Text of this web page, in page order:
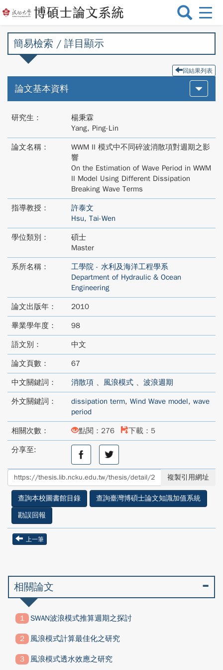
選
切
簡易檢索 / 詳目顯示
回結果列表
論文基本資料
研究生：
楊秉霖
Yang, Ping-Lin
論文名稱：
WWM II 模式中不同碎波消散項對週期之影
響
On the Estimation of Wave Period in WWM
II Model Using Different Dissipation
Breaking Wave Terms
指導教授：
許泰文
Hsu, Tai-Wen
學位類別：
碩士
Master
系所名稱：
工學院 - 水利及海洋工程學系
Department of Hydraulic & Ocean
Engineering
論文出版年： 2010
畢業學年度： 98
語文別： 中文
論文頁數： 67
中文關鍵詞： 消散項 、 風浪模式 、 波浪週期
外文關鍵詞： dissipation term, Wind Wave model, wave
period
相關次數： 點閱：276 下載：5
分享至:
分
至
facebook
分
享
至
twitter
複製引用網址
查詢本校圖書館目錄
查詢臺灣博碩士論文知識加值系統
勘誤回報
上一筆
相關論文
SWAN波浪模式推算週期之探討
風浪模式計算最佳化之研究
風浪模式透水效應之研究